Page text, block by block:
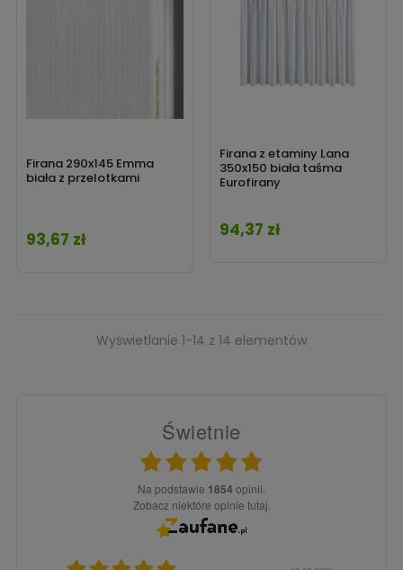
Firana 290x145 Emma
biała z przelotkami
Cena
93,67 zł
Firana z etaminy Lana
350x150 biała taśma
Eurofirany
Cena
94,37 zł
Wyświetlanie 1-14 z 14 elementów
Świetnie
Na podstawie 1854 opinii.
Zobacz niektóre opinie tutaj.